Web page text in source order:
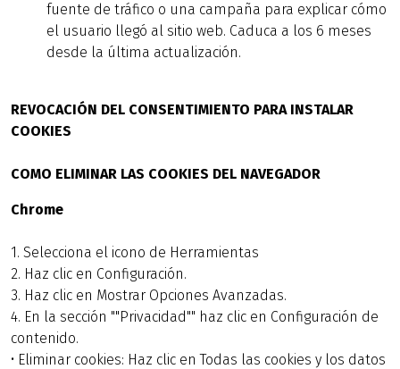
fuente de tráfico o una campaña para explicar cómo
el usuario llegó al sitio web. Caduca a los 6 meses
desde la última actualización.
REVOCACIÓN DEL CONSENTIMIENTO PARA INSTALAR
COOKIES
COMO ELIMINAR LAS COOKIES DEL NAVEGADOR
Chrome
1. Selecciona el icono de Herramientas
2. Haz clic en Configuración.
3. Haz clic en Mostrar Opciones Avanzadas.
4. En la sección ""Privacidad"" haz clic en Configuración de
contenido.
• Eliminar cookies: Haz clic en Todas las cookies y los datos